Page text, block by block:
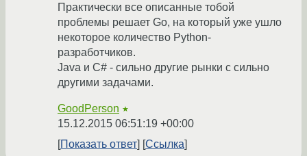
Практически все описанные тобой
проблемы решает Go, на который уже ушло
некоторое количество Python-
разработчиков.
Java и C# - сильно другие рынки с сильно
другими задачами.
GoodPerson ★
15.12.2015 06:51:19 +00:00
Показать ответ
Ссылка